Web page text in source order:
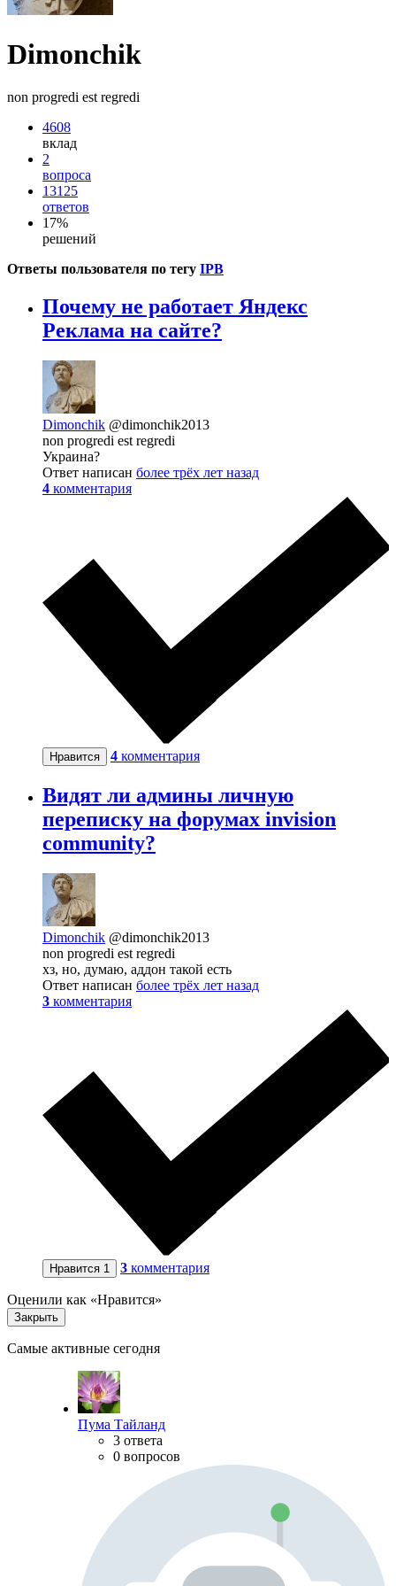
Dimonchik
non progredi est regredi
4608
вклад
2
вопроса
13125
ответов
17%
решений
Ответы пользователя по тегу IPB
Почему не работает Яндекс
Реклама на сайте?
Dimonchik @dimonchik2013
non progredi est regredi
Украина?
Ответ написан более трёх лет назад
4 комментария
Нравится 4 комментария
Видят ли админы личную
переписку на форумах invision
community?
Dimonchik @dimonchik2013
non progredi est regredi
хз, но, думаю, аддон такой есть
Ответ написан более трёх лет назад
3 комментария
Нравится 1 3 комментария
Оценили как «Нравится»
Закрыть
Самые активные сегодня
Пума Тайланд
3 ответа
0 вопросов